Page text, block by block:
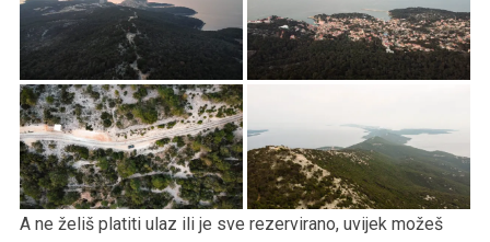
A ne želiš platiti ulaz ili je sve rezervirano, uvijek možeš